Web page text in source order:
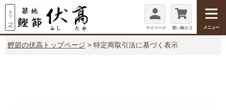
マイページ 買い物カゴ メニュー
鰹節の伏高トップページ 特定商取引法に基づく表示